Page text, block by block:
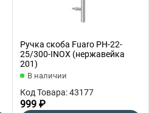
Ручка скоба Fuaro PH-22-
25/300-INOX (нержавейка
201)
В наличии
Код Товара: 43177
999 ₽